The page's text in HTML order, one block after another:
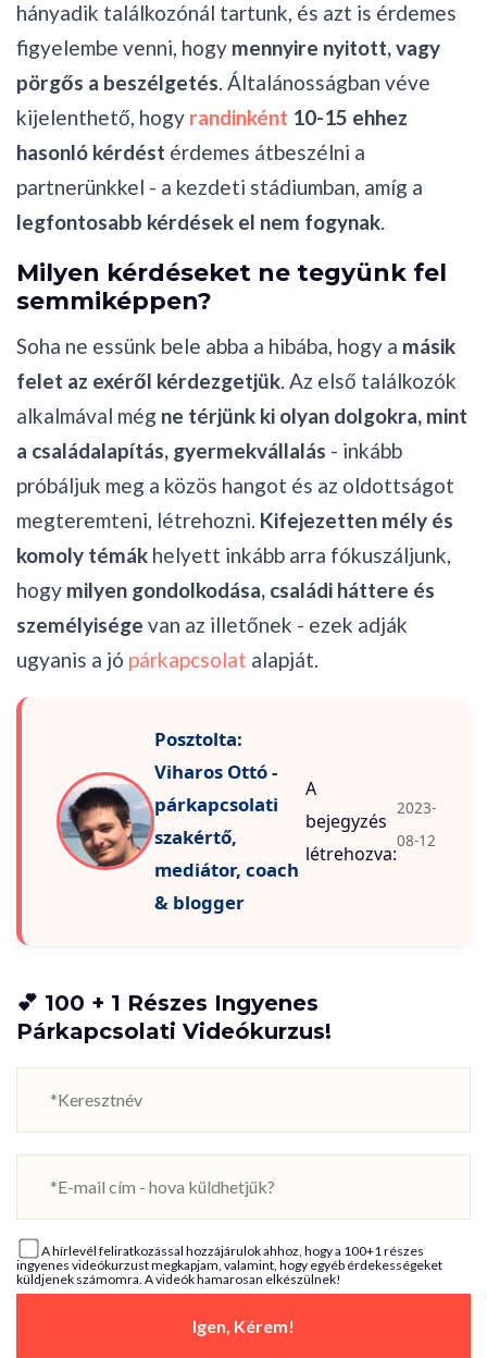
hányadik találkozónál tartunk, és azt is érdemes
figyelembe venni, hogy mennyire nyitott, vagy
pörgős a beszélgetés . Általánosságban véve
kijelenthető, hogy randinként 10-15 ehhez
hasonló kérdést érdemes átbeszélni a
partnerünkkel - a kezdeti stádiumban, amíg a
legfontosabb kérdések el nem fogynak
Milyen kérdéseket ne tegyünk fel
semmiképpen?
Soha ne essünk bele abba a hibába, hogy a másik
felet az exéről kérdezgetjük . Az első találkozók
alkalmával még ne térjünk ki olyan dolgokra, mint
a családalapítás, gyermekvállalás - inkább
próbáljuk meg a közös hangot és az oldottságot
megteremteni, létrehozni. Kifejezetten mély és
komoly témák helyett inkább arra fókuszáljunk,
hogy milyen gondolkodása, családi háttere és
személyisége van az illetőnek - ezek adják
ugyanis a jó párkapcsolat alapját.
Posztolta:
Viharos Ottó -
párkapcsolati
szakértő,
mediátor, coach
& blogger
A
bejegyzés
létrehozva:
2023-
08-12
💕 100 + 1 Részes Ingyenes
Párkapcsolati Videókurzus!
A hírlevél feliratkozással hozzájárulok ahhoz, hogy a 100+1 részes
ingyenes videókurzust megkapjam, valamint, hogy egyéb érdekességeket
küldjenek számomra. A videók hamarosan elkészülnek!
Igen, Kérem!